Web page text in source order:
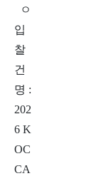
ㅇ
입
찰
건
명 :
202
6 K
OC
CA